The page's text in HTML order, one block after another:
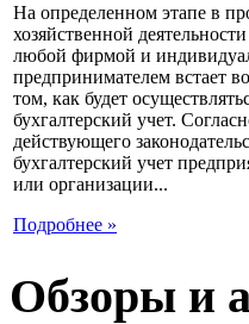
На определенном этапе в
хозяйственной
любой фирмой и
предпринимателем встает
том, как будет
бухгалтерский учет.
действующего
бухгалтерский учет
или организации...
Подробнее »
Обзоры и